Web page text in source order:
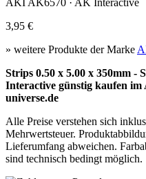
3,95 €
» weitere Produkte der Marke
Strips 0.50 x 5.00 x 350mm
Interactive günstig kaufen
universe.de
Alle Preise verstehen sich
Mehrwertsteuer.
Lieferumfang abweichen.
sind technisch bedingt möglich.